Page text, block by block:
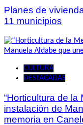
Planes de
11 municipios
CULTURA
DESTACADAS
“Horticultura de la
instalación de
memoria en